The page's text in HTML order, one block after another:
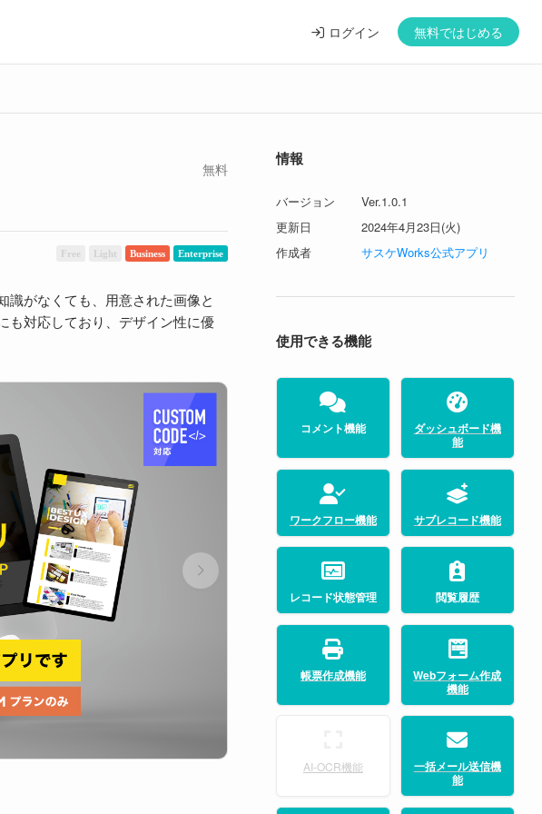
ログイン 無料ではじめる
無料
Free Light Business Enterprise
識がなくても、用意された画像と
も対応しており、デザイン性に優
情報
バージョン
Ver.1.0.1
更新日
2024年4月23日(火)
作成者
サスケWorks公式アプリ
使用できる機能
コメント機能
ダッシュボード機
能
ワークフロー機能 サブレコード機能
レコード状態管理 閲覧履歴
帳票作成機能
Webフォーム作成
機能
AI-OCR機能
一括メール送信機
能